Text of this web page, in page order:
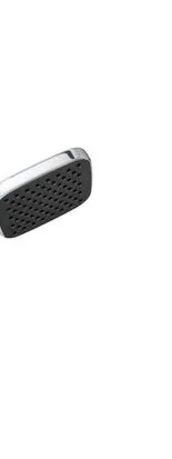
AGORA